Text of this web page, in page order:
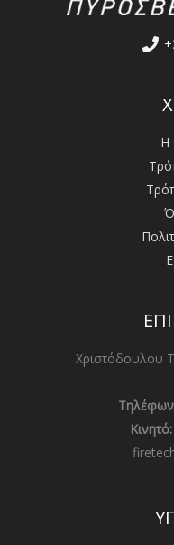
Η
Χριστόδουλου
Κινητό: